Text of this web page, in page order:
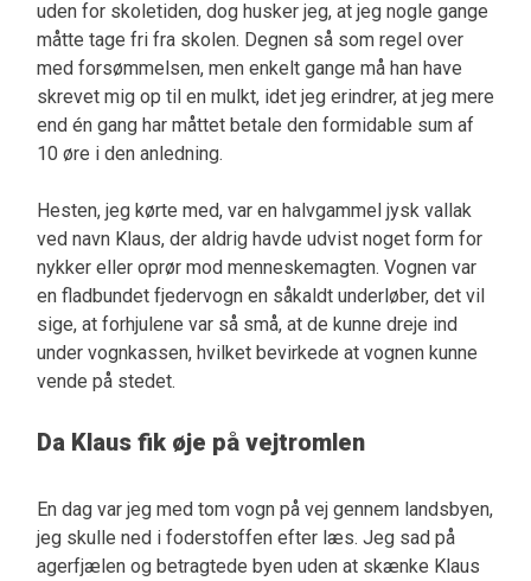
uden for skoletiden, dog husker jeg, at jeg nogle gange
måtte tage fri fra skolen. Degnen så som regel over
med forsømmelsen, men enkelt gange må han have
skrevet mig op til en mulkt, idet jeg erindrer, at jeg mere
end én gang har måttet betale den formidable sum af
10 øre i den anledning.
Hesten, jeg kørte med, var en halvgammel jysk vallak
ved navn Klaus, der aldrig havde udvist noget form for
nykker eller oprør mod menneskemagten. Vognen var
en fladbundet fjedervogn en såkaldt underløber, det vil
sige, at forhjulene var så små, at de kunne dreje ind
under vognkassen, hvilket bevirkede at vognen kunne
vende på stedet.
Da Klaus fik øje på vejtromlen
En dag var jeg med tom vogn på vej gennem landsbyen,
jeg skulle ned i foderstoffen efter læs. Jeg sad på
agerfjælen og betragtede byen uden at skænke Klaus